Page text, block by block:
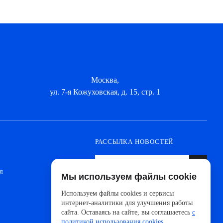
Москва,
ул. 7-я Кожуховская, д. 15, стр. 1
РАССЫЛКА НОВОСТЕЙ
новинок от ведущих производителей и
новостей АйДистрибьют
Мы используем файлы cookie
Используем файлы cookies и сервисы
интернет-аналитики для улучшения работы
сайта. Оставаясь на сайте, вы соглашаетесь с